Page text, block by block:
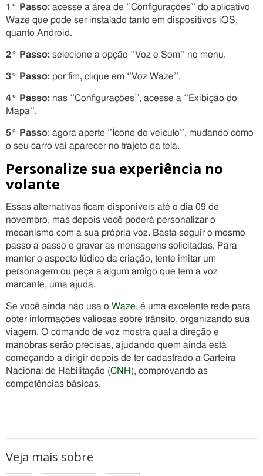
1° Passo: acesse a área de ‘’Configurações’’ do aplicativo
Waze que pode ser instalado tanto em dispositivos iOS,
quanto Android.
2° Passo: selecione a opção ‘’Voz e Som’’ no menu.
3° Passo: por fim, clique em ‘’Voz Waze’’.
4° Passo: nas ‘’Configurações’’, acesse a ‘’Exibição do
Mapa’’.
5° Passo: agora aperte ‘’Ícone do veículo’’, mudando como
o seu carro vai aparecer no trajeto da tela.
Personalize sua experiência no
volante
Essas alternativas ficam disponíveis até o dia 09 de
novembro, mas depois você poderá personalizar o
mecanismo com a sua própria voz. Basta seguir o mesmo
passo a passo e gravar as mensagens solicitadas. Para
manter o aspecto lúdico da criação, tente imitar um
personagem ou peça a algum amigo que tem a voz
marcante, uma ajuda.
Se você ainda não usa o Waze, é uma excelente rede para
obter informações valiosas sobre trânsito, organizando sua
viagem. O comando de voz mostra qual a direção e
manobras serão precisas, ajudando quem ainda está
começando a dirigir depois de ter cadastrado a Carteira
Nacional de Habilitação (CNH ), comprovando as
competências básicas.
Veja mais sobre